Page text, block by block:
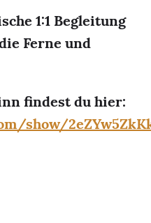
1:1 Begleitung
Ferne und
findest du hier:
show/